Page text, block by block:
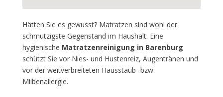
Hätten Sie es gewusst? Matratzen sind wohl der
schmutzigste Gegenstand im Haushalt. Eine
hygienische Matratzenreinigung in Barenburg
schützt Sie vor Nies- und Hustenreiz, Augentränen und
vor der weitverbreiteten Hausstaub- bzw.
Milbenallergie.